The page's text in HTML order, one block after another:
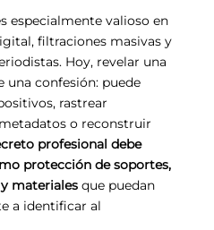
especialmente valioso en
filtraciones masivas y
Hoy, revelar una
una confesión: puede
rastrear
o reconstruir
profesional debe
protección de soportes,
materiales que puedan
a identificar al